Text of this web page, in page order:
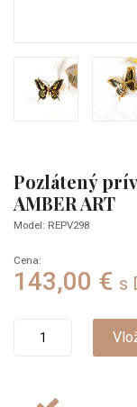
Pozlátený
AMBER ART
Model: REPV298
Cena:
143,00 € s